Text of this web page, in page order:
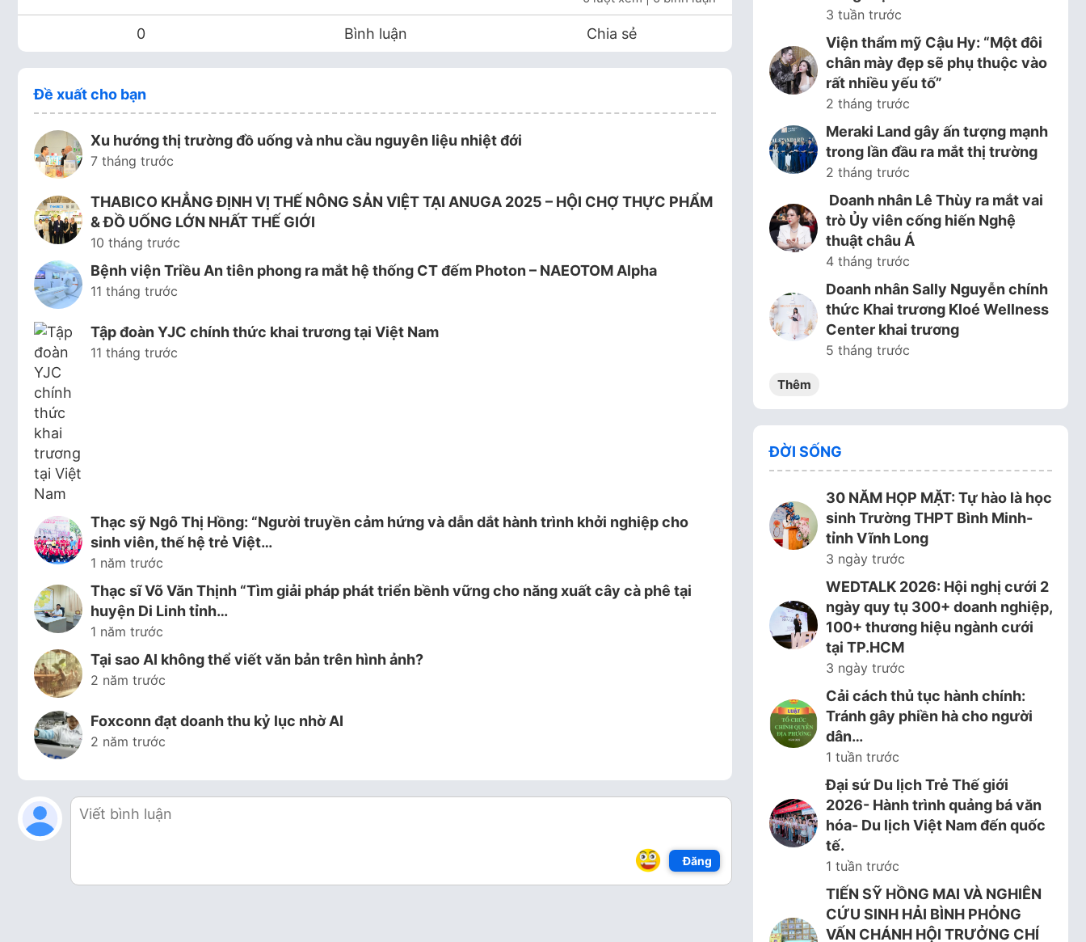
0 Bình luận Chia sẻ
Đề xuất cho bạn
Xu hướng thị trường đồ uống và nhu cầu nguyên liệu nhiệt đới
7 tháng trước
THABICO KHẲNG ĐỊNH VỊ THẾ NÔNG SẢN VIỆT TẠI ANUGA 2025 – HỘI CHỢ THỰC PHẨM
& ĐỒ UỐNG LỚN NHẤT THẾ GIỚI
10 tháng trước
Bệnh viện Triều An tiên phong ra mắt hệ thống CT đếm Photon – NAEOTOM Alpha
11 tháng trước
Tập đoàn YJC chính thức khai trương tại Việt Nam
11 tháng trước
Thạc sỹ Ngô Thị Hồng: “Người truyền cảm hứng và dẫn dắt hành trình khởi nghiệp cho
sinh viên, thế hệ trẻ Việt…
1 năm trước
Thạc sĩ Võ Văn Thịnh “Tìm giải pháp phát triển bềnh vững cho năng xuất cây cà phê tại
huyện Di Linh tỉnh…
1 năm trước
Tại sao AI không thể viết văn bản trên hình ảnh?
2 năm trước
Foxconn đạt doanh thu kỷ lục nhờ AI
2 năm trước
Đăng
3 tuần trước
Viện thẩm mỹ Cậu Hy: “Một đôi
chân mày đẹp sẽ phụ thuộc vào
rất nhiều yếu tố”
2 tháng trước
Meraki Land gây ấn tượng mạnh
trong lần đầu ra mắt thị trường
2 tháng trước
Doanh nhân Lê Thùy ra mắt vai
trò Ủy viên cống hiến Nghệ
thuật châu Á
4 tháng trước
Doanh nhân Sally Nguyễn chính
thức Khai trương Kloé Wellness
Center khai trương
5 tháng trước
Thêm
ĐỜI SỐNG
30 NĂM HỌP MẶT: Tự hào là học
sinh Trường THPT Bình Minh-
tỉnh Vĩnh Long
3 ngày trước
WEDTALK 2026: Hội nghị cưới 2
ngày quy tụ 300+ doanh nghiệp,
100+ thương hiệu ngành cưới
tại TP.HCM
3 ngày trước
Cải cách thủ tục hành chính:
Tránh gây phiền hà cho người
dân…
1 tuần trước
Đại sứ Du lịch Trẻ Thế giới
2026- Hành trình quảng bá văn
hóa- Du lịch Việt Nam đến quốc
tế.
1 tuần trước
TIẾN SỸ HỒNG MAI VÀ NGHIÊN
CỨU SINH HẢI BÌNH PHỎNG
VẤN CHÁNH HỘI TRƯỞNG CHÍ